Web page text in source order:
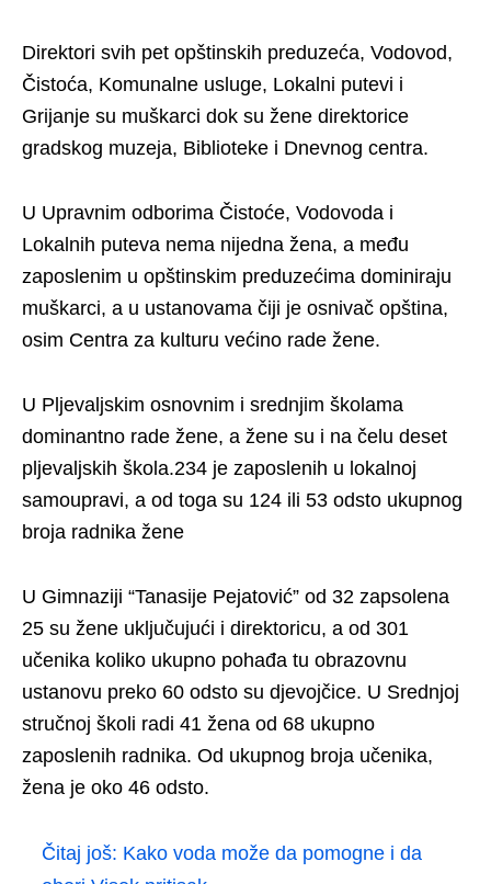
Direktori svih pet opštinskih preduzeća, Vodovod,
Čistoća, Komunalne usluge, Lokalni putevi i
Grijanje su muškarci dok su žene direktorice
gradskog muzeja, Biblioteke i Dnevnog centra.
U Upravnim odborima Čistoće, Vodovoda i
Lokalnih puteva nema nijedna žena, a među
zaposlenim u opštinskim preduzećima dominiraju
muškarci, a u ustanovama čiji je osnivač opština,
osim Centra za kulturu većino rade žene.
U Pljevaljskim osnovnim i srednjim školama
dominantno rade žene, a žene su i na čelu deset
pljevaljskih škola.234 je zaposlenih u lokalnoj
samoupravi, a od toga su 124 ili 53 odsto ukupnog
broja radnika žene
U Gimnaziji “Tanasije Pejatović” od 32 zapsolena
25 su žene uključujući i direktoricu, a od 301
učenika koliko ukupno pohađa tu obrazovnu
ustanovu preko 60 odsto su djevojčice. U Srednjoj
stručnoj školi radi 41 žena od 68 ukupno
zaposlenih radnika. Od ukupnog broja učenika,
žena je oko 46 odsto.
Čitaj još: Kako voda može da pomogne i da